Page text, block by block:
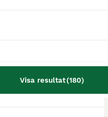
Visa resultat(180)
Mor-dotterhäst